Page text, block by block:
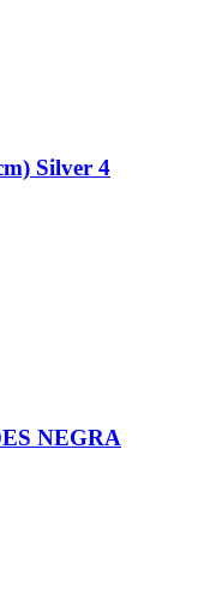
Silver 4
NEGRA